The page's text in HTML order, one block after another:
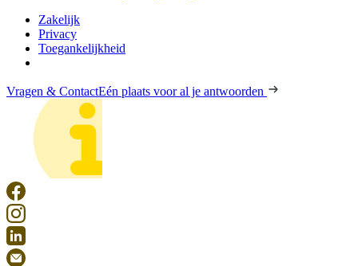
Zakelijk
Privacy
Toegankelijkheid
Vragen & ContactEén plaats voor al je antwoorden